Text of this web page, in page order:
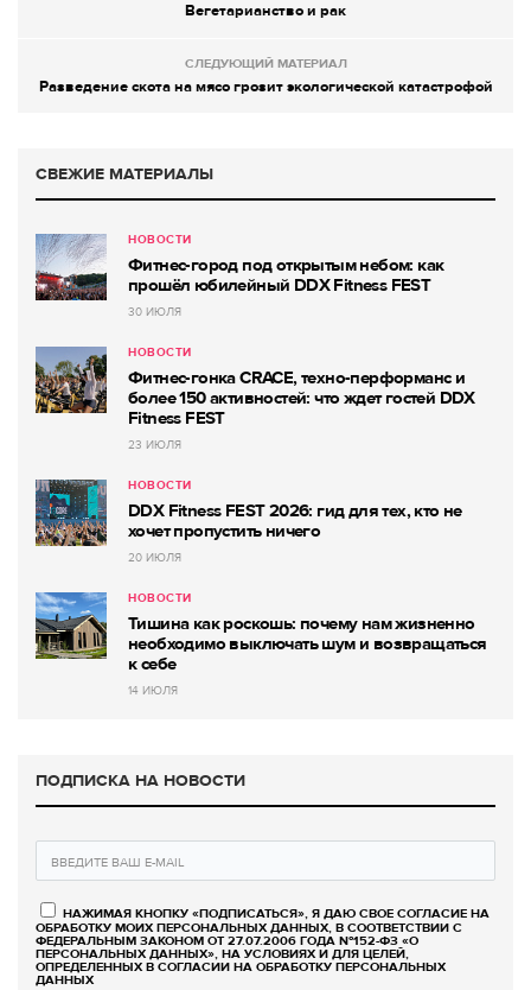
Вегетарианство и рак
СЛЕДУЮЩИЙ МАТЕРИАЛ
Разведение скота на мясо грозит экологической катастрофой
СВЕЖИЕ МАТЕРИАЛЫ
НОВОСТИ
Фитнес-город под открытым небом: как
прошёл юбилейный DDX Fitness FEST
30 ИЮЛЯ
НОВОСТИ
Фитнес-гонка CRACE, техно-перформанс и
более 150 активностей: что ждет гостей DDX
Fitness FEST
23 ИЮЛЯ
НОВОСТИ
DDX Fitness FEST 2026: гид для тех, кто не
хочет пропустить ничего
20 ИЮЛЯ
НОВОСТИ
Тишина как роскошь: почему нам жизненно
необходимо выключать шум и возвращаться
к себе
14 ИЮЛЯ
ПОДПИСКА НА НОВОСТИ
НАЖИМАЯ КНОПКУ «ПОДПИСАТЬСЯ», Я ДАЮ СВОЕ СОГЛАСИЕ НА
ОБРАБОТКУ МОИХ ПЕРСОНАЛЬНЫХ ДАННЫХ, В СООТВЕТСТВИИ С
ФЕДЕРАЛЬНЫМ ЗАКОНОМ ОТ 27.07.2006 ГОДА №152-ФЗ «О
ПЕРСОНАЛЬНЫХ ДАННЫХ», НА УСЛОВИЯХ И ДЛЯ ЦЕЛЕЙ,
ОПРЕДЕЛЕННЫХ В СОГЛАСИИ НА ОБРАБОТКУ ПЕРСОНАЛЬНЫХ
ДАННЫХ